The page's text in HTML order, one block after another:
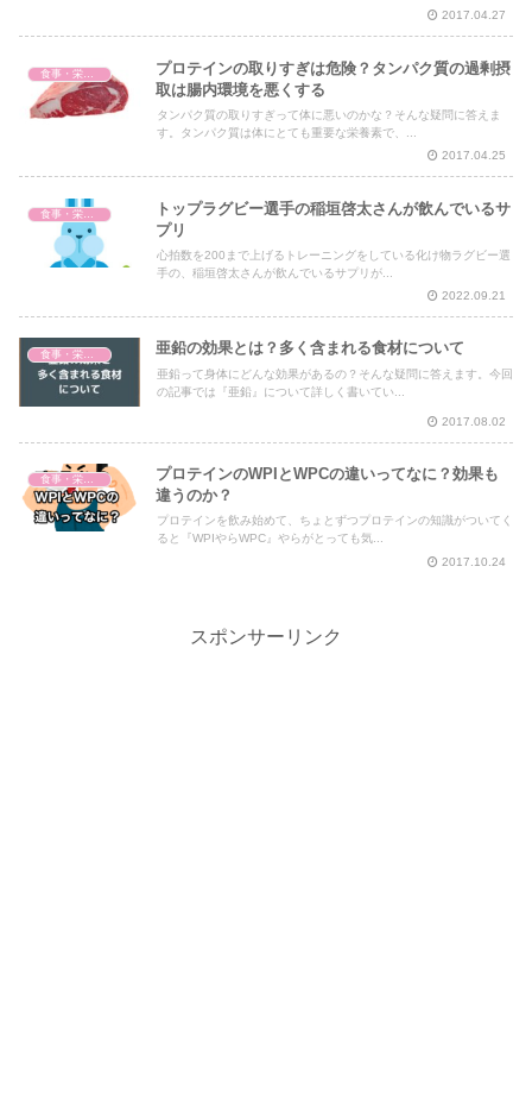
2017.04.27
プロテインの取りすぎは危険？タンパク質の過剰摂
取は腸内環境を悪くする
タンパク質の取りすぎって体に悪いのかな？そんな疑問に答えま
す。タンパク質は体にとても重要な栄養素で、...
2017.04.25
トップラグビー選手の稲垣啓太さんが飲んでいるサ
プリ
心拍数を200まで上げるトレーニングをしている化け物ラグビー選
手の、稲垣啓太さんが飲んでいるサプリが...
2022.09.21
亜鉛の効果とは？多く含まれる食材について
亜鉛って身体にどんな効果があるの？そんな疑問に答えます。今回
の記事では『亜鉛』について詳しく書いてい...
2017.08.02
食事・栄養・サプリ
プロテインのWPIとWPCの違いってなに？効果も
違うのか？
プロテインを飲み始めて、ちょとずつプロテインの知識がついてく
ると『WPIやらWPC』やらがとっても気...
2017.10.24
スポンサーリンク